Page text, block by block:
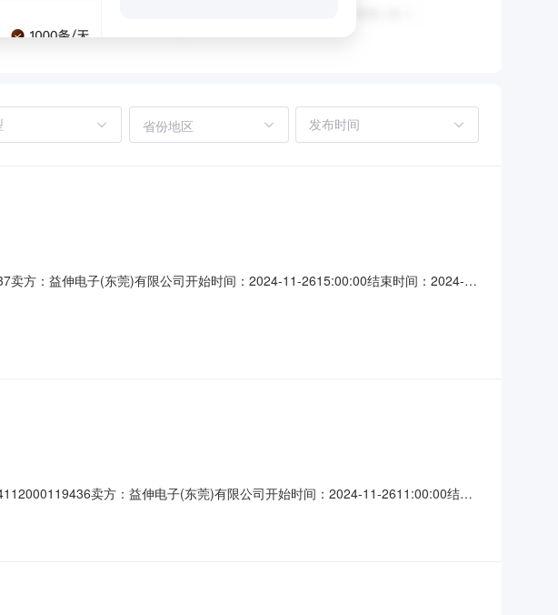
省份地区
方：益伸电子(东莞)有限公司开始时间：2024-11-2615:00:00结束时间：2024-11-
报数量：157.03千克成交价：9.500
卖方：益伸电子(东莞)有限公司开始时间：2024-11-2611:00:00结束
出清。标的：尼龙塑胶边角料申报数量：13